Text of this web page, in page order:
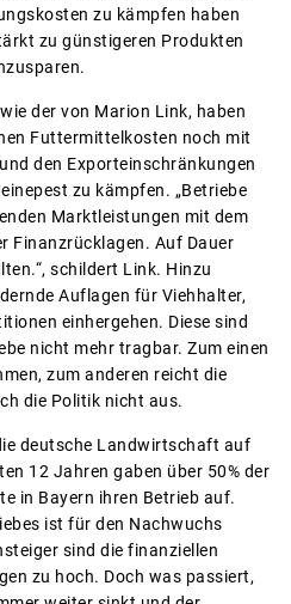
zu kämpfen haben
zu günstigeren Produkten
der von Marion Link, haben
Futtermittelkosten noch mit
den Exporteinschränkungen
zu kämpfen. „Betriebe
Marktleistungen mit dem
Finanzrücklagen. Auf Dauer
schildert Link. Hinzu
Auflagen für Viehhalter,
einhergehen. Diese sind
nicht mehr tragbar. Zum einen
zum anderen reicht die
die Politik nicht aus.
deutsche Landwirtschaft auf
12 Jahren gaben über 50% der
in Bayern ihren Betrieb auf.
ist für den Nachwuchs
sind die finanziellen
zu hoch. Doch was passiert,